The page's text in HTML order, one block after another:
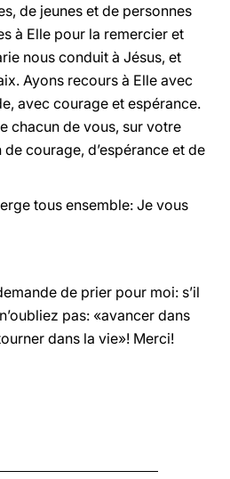
de jeunes et de personnes
à Elle pour la remercier et
nous conduit à Jésus, et
Ayons recours à Elle avec
avec courage et espérance.
chacun de vous, sur votre
courage, d’espérance et de
tous ensemble: Je vous
de prier pour moi: s’il
pas: «avancer dans
dans la vie»! Merci!